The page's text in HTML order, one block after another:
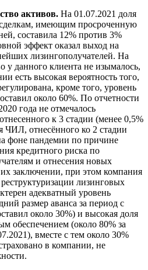
активов. На 01.07.2021 доля
имеющим просроченную
составила 12% против 3%
эффект оказал выход на
лизингополучателей. На
данного клиента не изымалось,
есть высокая вероятность того,
кроме того, уровень
около 60%. По отчетности
года не отмечалось
к 3 стадии (менее 0,5%
ЧИЛ, отнесённого ко 2 стадии
фоне пандемии по причине
кредитного риска по
и отнесения новых
заключении, при этом компания
лизинговых
адекватный уровень
размер аванса за период с
около 30%) и высокая доля
обеспечением (около 80% за
вместе с тем около 30%
в компании, не